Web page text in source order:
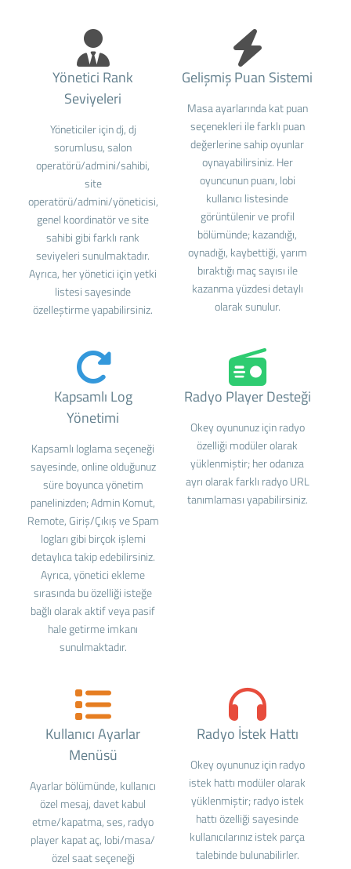
Yönetici Rank
Seviyeleri
Yöneticiler için dj, dj
sorumlusu, salon
operatörü/admini/sahibi,
site
operatörü/admini/yöneticisi,
genel koordinatör ve site
sahibi gibi farklı rank
seviyeleri sunulmaktadır.
Ayrıca, her yönetici için yetki
listesi sayesinde
özelleştirme yapabilirsiniz.
Gelişmiş Puan Sistemi
Masa ayarlarında kat puan
seçenekleri ile farklı puan
değerlerine sahip oyunlar
oynayabilirsiniz. Her
oyuncunun puanı, lobi
kullanıcı listesinde
görüntülenir ve profil
bölümünde; kazandığı,
oynadığı, kaybettiği, yarım
bıraktığı maç sayısı ile
kazanma yüzdesi detaylı
olarak sunulur.
Kapsamlı Log
Yönetimi
Kapsamlı loglama seçeneği
sayesinde, online olduğunuz
süre boyunca yönetim
panelinizden; Admin Komut,
Remote, Giriş/Çıkış ve Spam
logları gibi birçok işlemi
detaylıca takip edebilirsiniz.
Ayrıca, yönetici ekleme
sırasında bu özelliği isteğe
bağlı olarak aktif veya pasif
hale getirme imkanı
sunulmaktadır.
Radyo Player Desteği
Okey oyununuz için radyo
özelliği modüler olarak
yüklenmiştir; her odanıza
ayrı olarak farklı radyo URL
tanımlaması yapabilirsiniz.
Kullanıcı Ayarlar
Menüsü
Ayarlar bölümünde, kullanıcı
özel mesaj, davet kabul
etme/kapatma, ses, radyo
player kapat aç, lobi/masa/
özel saat seçeneği
Radyo İstek Hattı
Okey oyununuz için radyo
istek hattı modüler olarak
yüklenmiştir; radyo istek
hattı özelliği sayesinde
kullanıcılarınız istek parça
talebinde bulunabilirler.